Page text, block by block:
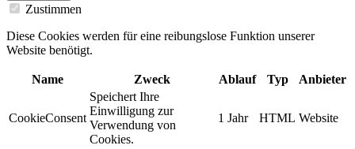
Zustimmen
Diese Cookies werden für eine reibungslose Funktion unserer
Website benötigt.
Name Zweck Ablauf Typ Anbieter
CookieConsent
Speichert Ihre
Einwilligung zur
Verwendung von
Cookies.
1 Jahr HTML Website